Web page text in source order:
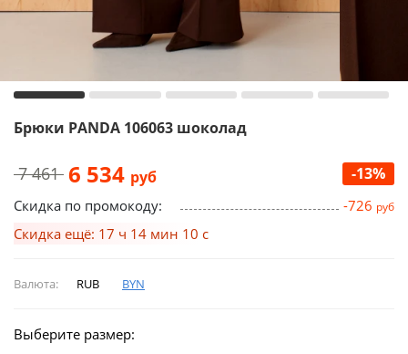
Брюки PANDA 106063 шоколад
7 461 6 534 руб -13%
Скидка по промокоду: -726 руб
Скидка ещё: 17 ч 14 мин 09 с
Валюта: RUB BYN
Выберите размер: